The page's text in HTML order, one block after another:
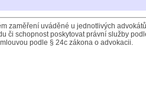
zaměření uváděné u jednotlivých
či schopnost poskytovat právní služby
podle § 24c zákona o advokacii.